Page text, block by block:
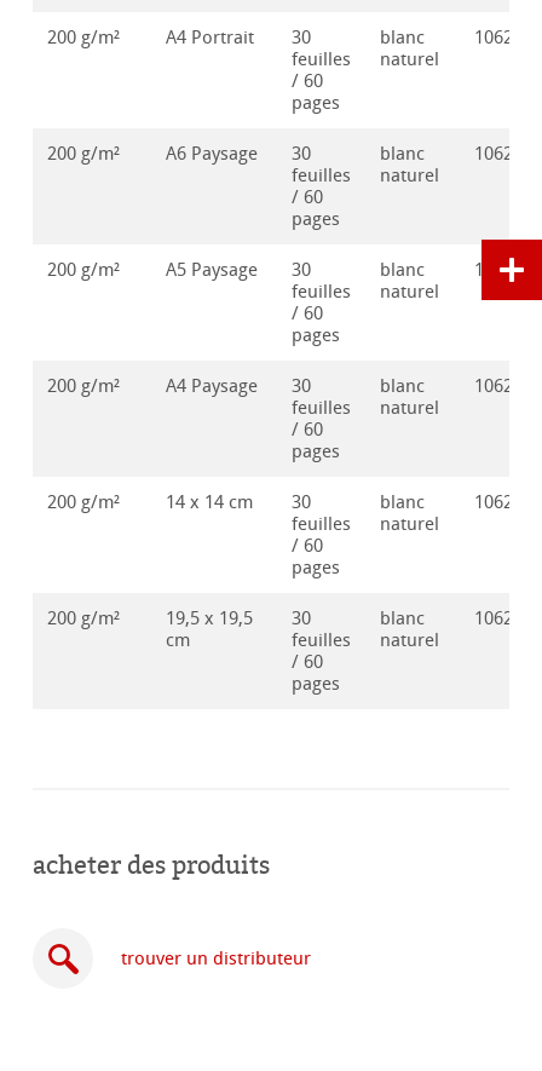
200 g/m² A4 Portrait
30
feuilles
/ 60
pages
blanc
naturel
200 g/m² A6 Paysage
30
feuilles
/ 60
pages
blanc
naturel
200 g/m² A5 Paysage
30
feuilles
/ 60
pages
blanc
naturel
200 g/m² A4 Paysage
30
feuilles
/ 60
pages
blanc
naturel
200 g/m² 14 x 14 cm
30
feuilles
/ 60
pages
blanc
naturel
200 g/m²
19,5 x 19,5
cm
30
feuilles
/ 60
pages
blanc
naturel
acheter des produits
trouver un distributeur